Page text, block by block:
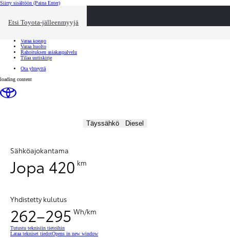
Siirry sisältöön (Paina Enter)
Etsi Toyota-jälleenmyyjä
Toyota palvelee Sulje
Varaa koeajo
Varaa huolto
Rahoituksen asiakaspalvelu
Tilaa uutiskirje
Ota yhteyttä
loading content
Täyssähkö Diesel
Sähköajokantama
Jopa 420 km
Yhdistetty kulutus
262–295 Wh/km
Tutustu teknisiin tietoihin
Lataa tekniset tiedotOpens in new window